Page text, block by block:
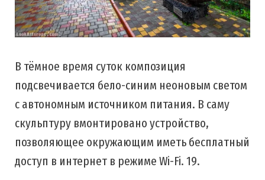
В тёмное время суток композиция
подсвечивается бело-синим неоновым светом
с автономным источником питания. В саму
скульптуру вмонтировано устройство,
позволяющее окружающим иметь бесплатный
доступ в интернет в режиме Wi-Fi. 19.